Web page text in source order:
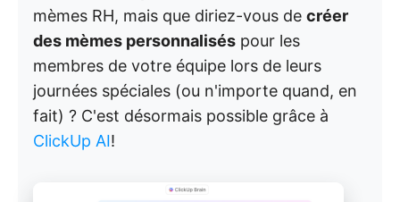
mèmes RH, mais que diriez-vous de créer
des mèmes personnalisés pour les
membres de votre équipe lors de leurs
journées spéciales (ou n'importe quand, en
fait) ? C'est désormais possible grâce à
ClickUp AI!